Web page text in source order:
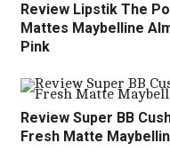
Review Lipstik The
Mattes Maybelline
Pink
Review Super BB
Fresh Matte